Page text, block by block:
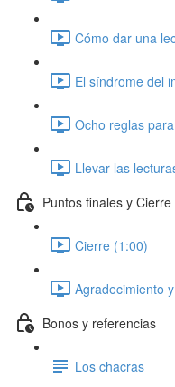
Cómo dar una
El síndrome del
Ocho reglas
Llevar las
Puntos finales y Cierre
Cierre (1:00)
Agradecimiento
Bonos y referencias
Los chacras